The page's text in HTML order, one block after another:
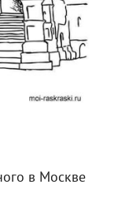
в Москве